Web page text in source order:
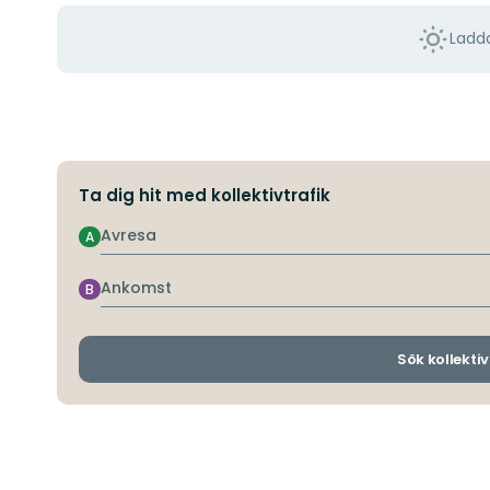
Ta dig hit med kollektivtrafik
Avresa
A
Ankomst
B
Sök